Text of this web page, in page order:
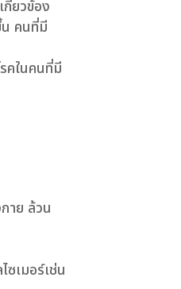
ยวข้อง
คนที่มี
คในคนที่มี
าย ล้วน
เมอร์เช่น